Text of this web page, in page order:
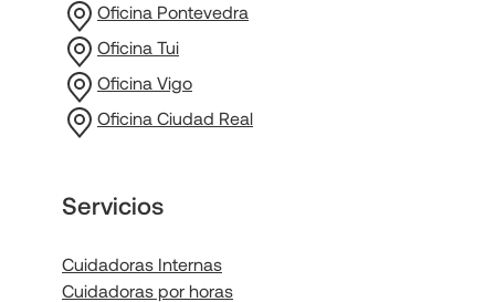
Oficina Pontevedra
Oficina Tui
Oficina Vigo
Oficina Ciudad Real
Servicios
Cuidadoras Internas
Cuidadoras por horas